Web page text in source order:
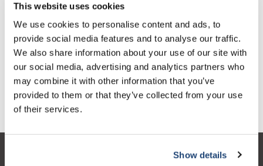
This website uses cookies
We use cookies to personalise content and ads, to
provide social media features and to analyse our traffic.
We also share information about your use of our site with
our social media, advertising and analytics partners who
may combine it with other information that you’ve
provided to them or that they’ve collected from your use
of their services.
Show details
1 Stuk Excl. btw
€43,40
Incl. btw
Toevoegen aan winkelwagen
Informatie